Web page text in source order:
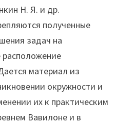
Н. Я. и др.
полученные
задач на
расположение
материал из
окружности и
их к практическим
Вавилоне и в